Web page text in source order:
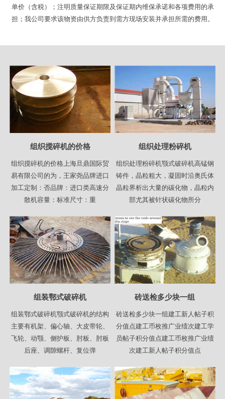
单价（含税）；注明质量保证期限及保证期内维保承诺和各项费用的承
担；我公司要求该物资由供方负责到需方现场安装并承担所需的费用。
组织搅碎机的价格
组织搅碎机的价格上海旦鼎国际贸
易有限公司的为，王家尧品牌进口
加工定制：否品牌：进口类高速分
散机容量：标准尺寸：重
组织处理粉碎机
组织处理粉碎机颚式破碎机高锰钢
铸件，晶粒粗大，凝固时沿奥氏体
晶粒界析出大量的碳化物，晶粒内
部尤其被针状碳化物所分
组装鄂式破碎机
组装鄂式破碎机颚式破碎机的结构
主要有机架、偏心轴、大皮带轮、
飞轮、动颚、侧护板、肘板、肘板
后座、调隙螺杆、复位弹
砖送检多少块一组
砖送检多少块一组建工新人帖子积
分值点建工币枚推广业绩次建工学
员帖子积分值点建工币枚推广业绩
次建工新人帖子积分值点